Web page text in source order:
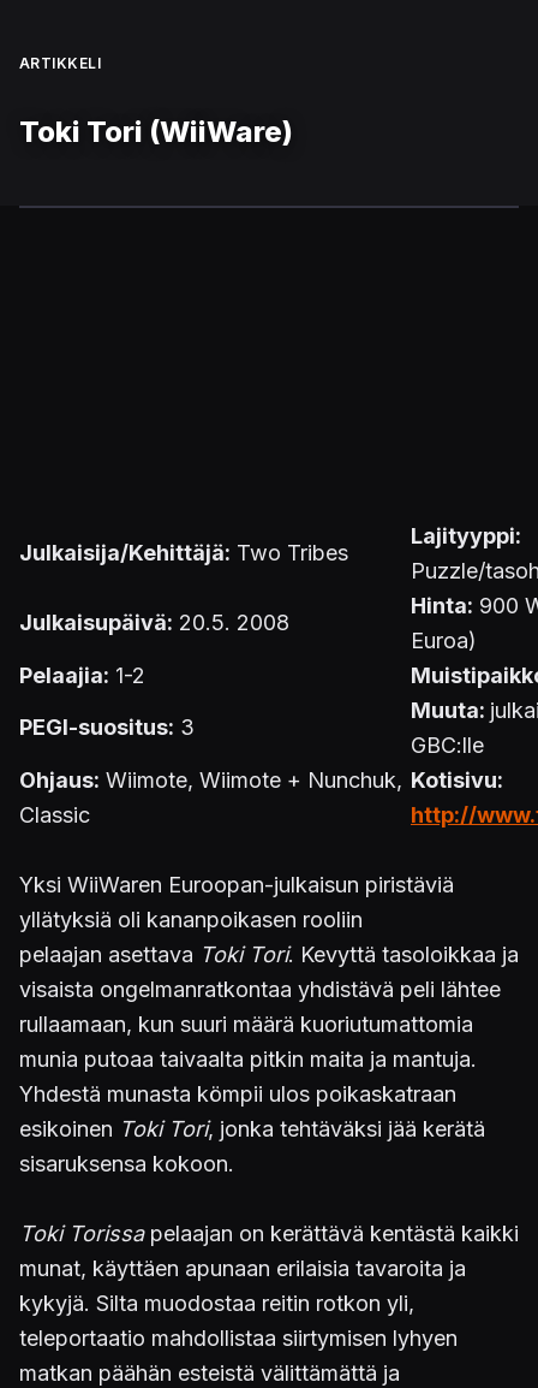
ARTIKKELI
Toki Tori (WiiWare)
Julkaisija/Kehittäjä: Two Tribes
Lajityyppi:
Puzzle/
Julkaisupäivä: 20.5. 2008
Hinta: 900
Euroa)
Pelaajia: 1-2
PEGI-suositus: 3
Muuta:
GBC:lle
Ohjaus: Wiimote, Wiimote + Nunchuk,
Classic
Kotisivu:
http://
Yksi WiiWaren Euroopan-julkaisun piristäviä
yllätyksiä oli kananpoikasen rooliin
pelaajan asettava Toki Tori. Kevyttä tasoloikkaa ja
visaista ongelmanratkontaa yhdistävä peli lähtee
rullaamaan, kun suuri määrä kuoriutumattomia
munia putoaa taivaalta pitkin maita ja mantuja.
Yhdestä munasta kömpii ulos poikaskatraan
esikoinen Toki Tori, jonka tehtäväksi jää kerätä
sisaruksensa kokoon.
Toki Torissapelaajan on kerättävä kentästä kaikki
munat, käyttäen apunaan erilaisia tavaroita ja
kykyjä. Silta muodostaa reitin rotkon yli,
teleportaatio mahdollistaa siirtymisen lyhyen
matkan päähän esteistä välittämättä ja